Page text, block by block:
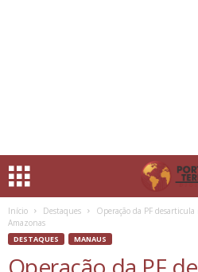
Início Destaques
Operação da PF
Amazonas
DESTAQUES MANAUS